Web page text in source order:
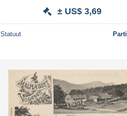
± US$ 3,69
Statuut